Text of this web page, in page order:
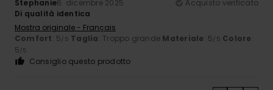
Stephanie6. dicembre 2025
Acquisto verificato
Di qualità identica
Mostra originale - Français
Comfort: 5/5 Taglia: Troppo grande Materiale: 5/5 Colore:
5/5
Consiglio questo prodotto